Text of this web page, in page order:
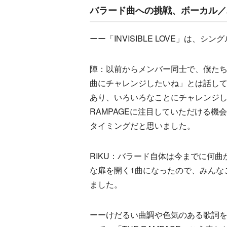
バラード曲への挑戦、ボーカル
ーー「INVISIBLE LOVE」は、シン
陣：以前からメンバー同士で、僕た
曲にチャレンジしたいね」とは話し
あり、いろいろなことにチャレンジ
RAMPAGEに注目していただける機
タイミングだと思いました。
RIKU：バラード自体は今までに何
な扉を開く1曲になったので、みん
ました。
ーーけだるい曲調や色気のある歌詞